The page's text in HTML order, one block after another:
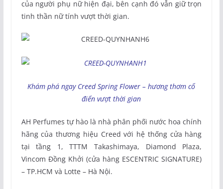
của người phụ nữ hiện đại, bên cạnh đó vẫn giữ trọn
tinh thần nữ tính vượt thời gian.
Khám phá ngay Creed Spring Flower – hương thơm cổ
điển vượt thời gian
AH Perfumes tự hào là nhà phân phối nước hoa chính
hãng của thương hiệu Creed với hệ thống cửa hàng
tại tầng 1, TTTM Takashimaya, Diamond Plaza,
Vincom Đồng Khởi (cửa hàng ESCENTRIC SIGNATURE)
– TP.HCM và Lotte – Hà Nội.